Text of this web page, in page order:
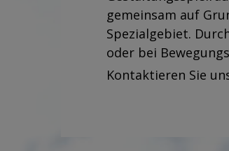
gemeinsam auf
Spezialgebiet.
oder bei
Kontaktieren Sie